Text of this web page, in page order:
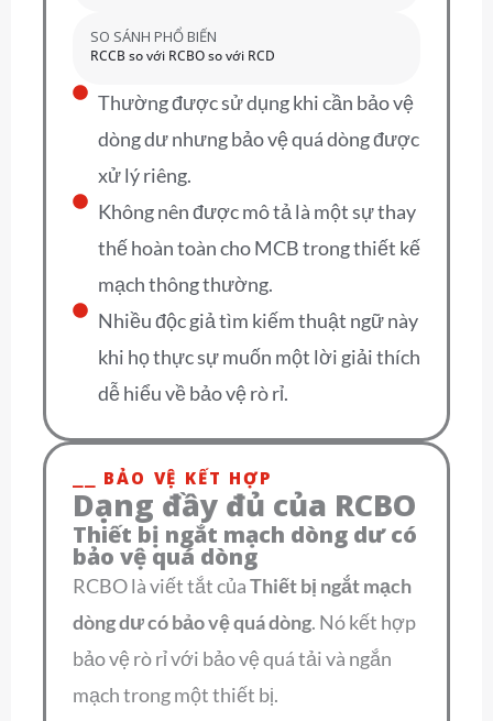
SO SÁNH PHỔ BIẾN
RCCB so với RCBO so với RCD
Thường được sử dụng khi cần bảo vệ
dòng dư nhưng bảo vệ quá dòng được
xử lý riêng.
Không nên được mô tả là một sự thay
thế hoàn toàn cho MCB trong thiết kế
mạch thông thường.
Nhiều độc giả tìm kiếm thuật ngữ này
khi họ thực sự muốn một lời giải thích
dễ hiểu về bảo vệ rò rỉ.
⎯⎯ BẢO VỆ KẾT HỢP
Dạng đầy đủ của RCBO
Thiết bị ngắt mạch dòng dư có
bảo vệ quá dòng
RCBO là viết tắt củaThiết bị ngắt mạch
dòng dư có bảo vệ quá dòng. Nó kết hợp
bảo vệ rò rỉ với bảo vệ quá tải và ngắn
mạch trong một thiết bị.